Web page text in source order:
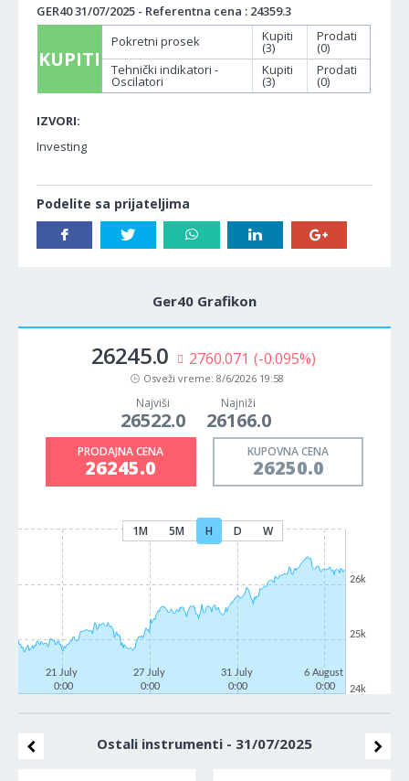
GER40 31/07/2025 - Referentna cena : 24359.3
KUPITI
Pokretni prosek Kupiti
(3)
Prodati
(0)
Tehnički indikatori -
Oscilatori
Kupiti
(3)
Prodati
(0)
IZVORI:
Investing
Podelite sa prijateljima
Ger40 Grafikon
26245.0 2760.071 (-0.095%)
Osveži vreme: 8/6/2026 19:58
Najviši
26522.0
Najniži
26166.0
PRODAJNA CENA
26245.0
KUPOVNA CENA
26250.0
1M 5M H D W
21 July
0:00
27 July
0:00
31 July
0:00
6 August
0:00
24k
25k
26k
Ostali instrumenti - 31/07/2025